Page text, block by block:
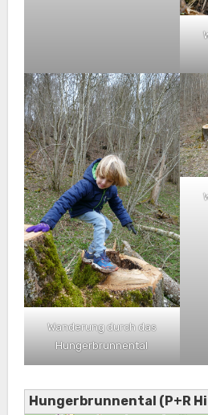
Wanderung durch das
Hungerbrunnental
Hungerbrunnental (P+R